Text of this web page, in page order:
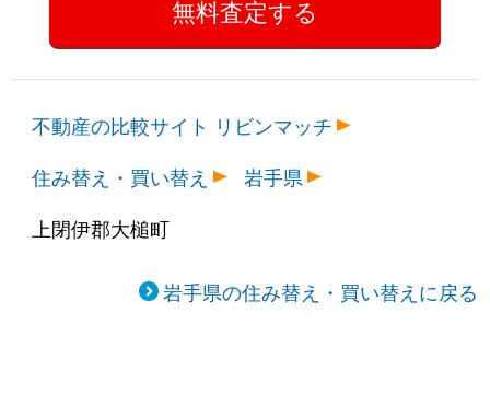
不動産の比較サイト リビンマッチ
住み替え・買い替え
岩手県
上閉伊郡大槌町
岩手県の住み替え・買い替えに戻る